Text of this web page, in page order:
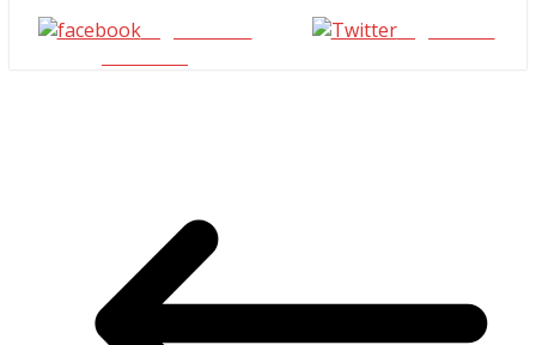
Seguinos en
seguinos X